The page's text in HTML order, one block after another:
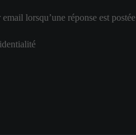
lorsqu’une réponse est postée